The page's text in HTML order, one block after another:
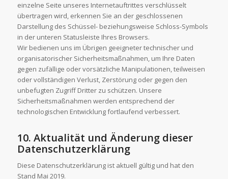
einzelne Seite unseres Internetauftrittes verschlüsselt
übertragen wird, erkennen Sie an der geschlossenen
Darstellung des Schüssel- beziehungsweise Schloss-Symbols
in der unteren Statusleiste Ihres Browsers.
Wir bedienen uns im Übrigen geeigneter technischer und
organisatorischer Sicherheitsmaßnahmen, um Ihre Daten
gegen zufällige oder vorsätzliche Manipulationen, teilweisen
oder vollständigen Verlust, Zerstörung oder gegen den
unbefugten Zugriff Dritter zu schützen. Unsere
Sicherheitsmaßnahmen werden entsprechend der
technologischen Entwicklung fortlaufend verbessert.
10. Aktualität und Änderung dieser
Datenschutzerklärung
Diese Datenschutzerklärung ist aktuell gültig und hat den
Stand Mai 2019.